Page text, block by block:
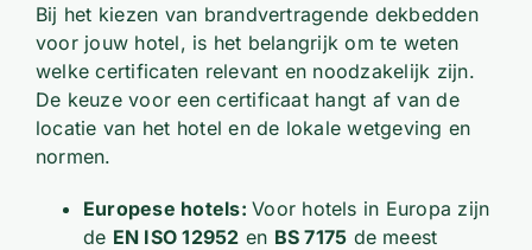
Bij het kiezen van brandvertragende dekbedden
voor jouw hotel, is het belangrijk om te weten
welke certificaten relevant en noodzakelijk zijn.
De keuze voor een certificaat hangt af van de
locatie van het hotel en de lokale wetgeving en
normen.
Europese hotels:Voor hotels in Europa zijn
de EN ISO 12952 en BS 7175 de meest